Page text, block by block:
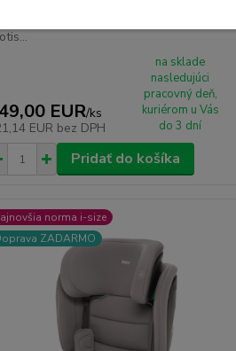
EUR/ks
EUR bez DPH
na sklade
nasledujúci
pracovný deň,
kuriérom u Vás
do 3 dní
Pridať do košíka
norma i-size
ZADARMO